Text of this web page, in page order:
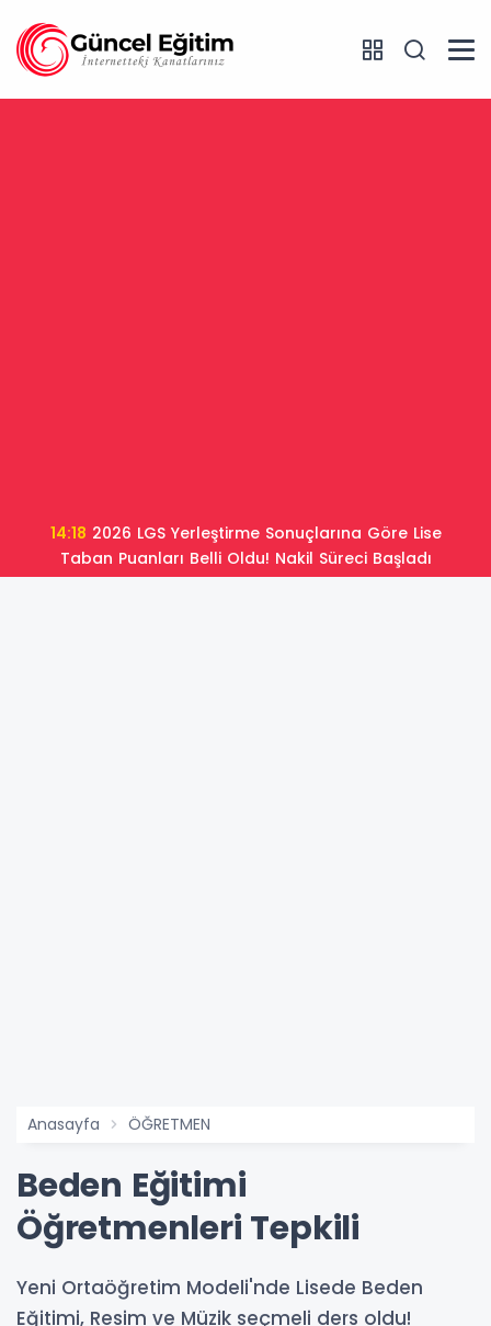
14:18
Taban Puanları Belli Oldu! Nakil Süreci Başladı
Anasayfa ÖĞRETMEN
Beden Eğitimi
Öğretmenleri Tepkili
Yeni Ortaöğretim Modeli'nde Lisede Beden
Eğitimi, Resim ve Müzik seçmeli ders oldu!